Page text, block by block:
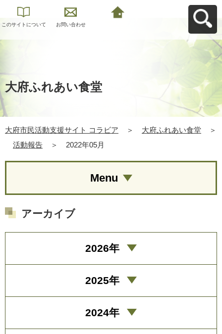
このサイトについて お問い合わせ
大府ふれあい食堂
大府市民活動支援サイト コラビア ＞ 大府ふれあい食堂
＞
活動報告
＞ 2022年05月
Menu
アーカイブ
2026年
2025年
2024年